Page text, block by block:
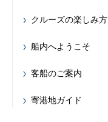
クルーズの楽しみ方
船内へようこそ
客船のご案内
寄港地ガイド